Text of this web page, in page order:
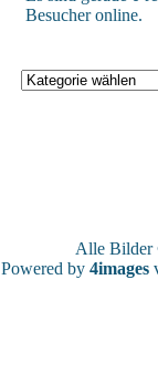
Besucher online.
Alle
Powered by 4images